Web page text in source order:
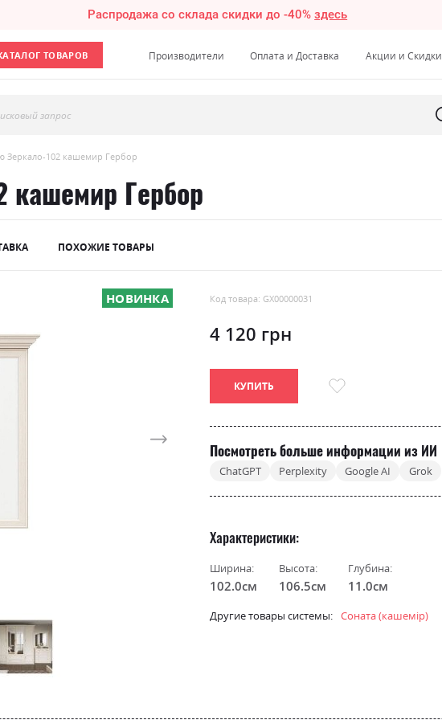
Распродажа со склада скидки до -40%здесь
ТОВАРОВ Производители Оплата и Доставка Акции и Скидки
запрос
Зеркало-102 кашемир Гербор
кашемир Гербор
ПОХОЖИЕ ТОВАРЫ
НОВИНКА Код товара: GX00000031
4 120 грн
КУПИТЬ
Посмотреть больше информации из ИИ
ChatGPT Perplexity Google AI Grok
Характеристики
Ширина:
102.0см
Высота:
106.5см
Глубина:
11.0см
Другие товары системы: Соната (кашемір)